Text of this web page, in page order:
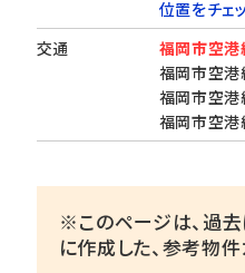
位置をチェ
交通
福岡市空
福岡市空
福岡市空
福岡市空
※このページは、過
に作成した、参考物件